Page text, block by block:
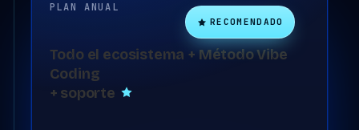
RECOMENDADO
PLAN ANUAL
Todo el ecosistema + Método Vibe
Coding
+ soporte